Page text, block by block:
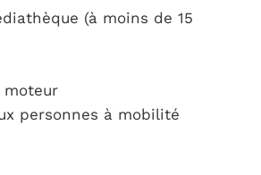
(à moins de 15
moteur
personnes à mobilité